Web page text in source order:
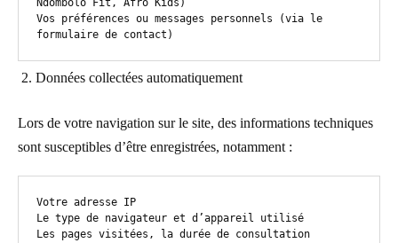
Ndombolo Fit, Afro Kids)
Vos préférences ou messages personnels (via le
formulaire de contact)
Données collectées automatiquement
Lors de votre navigation sur le site, des informations techniques
sont susceptibles d’être enregistrées, notamment :
Votre adresse IP
Le type de navigateur et d’appareil utilisé
Les pages visitées, la durée de consultation